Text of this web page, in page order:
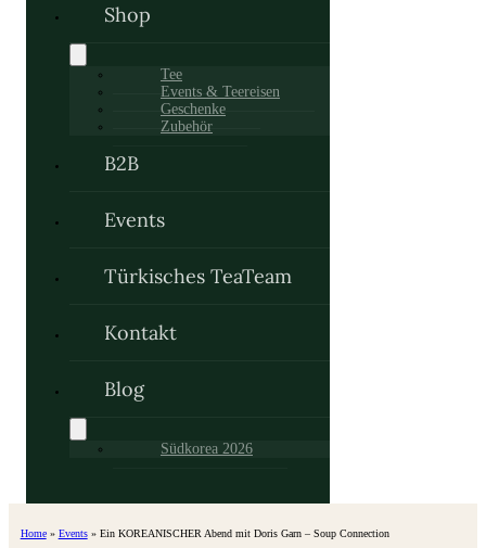
Shop
Tee
Events & Teereisen
Geschenke
Zubehör
B2B
Events
Türkisches TeaTeam
Kontakt
Blog
Südkorea 2026
Home» Events» Ein KOREANISCHER Abend mit Doris Garn – Soup Connection